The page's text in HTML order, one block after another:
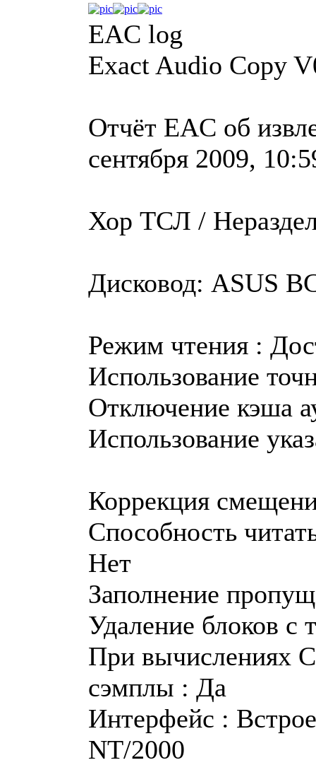
EAC log
Exact Audio Copy
Отчёт EAC об
сентября 2009,
Хор ТСЛ /
Дисковод: ASUS
Режим чтения :
Использование
Отключение кэша
Использование
Коррекция
Способность
Нет
Заполнение
Удаление блоков с
При вычислениях
сэмплы : Да
Интерфейс :
NT/2000